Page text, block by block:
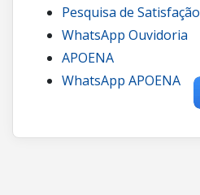
Pesquisa de Satisfação
WhatsApp Ouvidoria
APOENA
WhatsApp APOENA